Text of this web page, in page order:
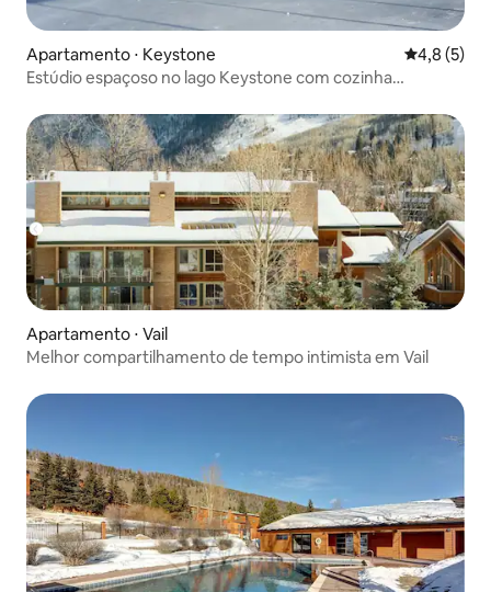
Apartamento ⋅ Keystone 4,8 de
4,8 (5)
Estúdio espaçoso no lago Keystone com cozinha
Apartamento ⋅ Vail
Melhor compartilhamento de tempo intimista em Vail